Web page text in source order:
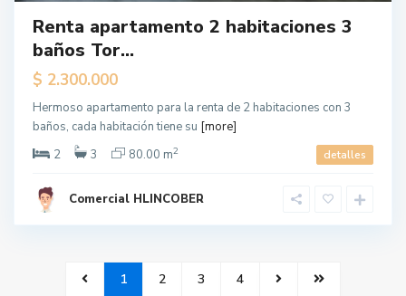
Renta apartamento 2 habitaciones 3
baños Tor...
$ 2.300.000
Hermoso apartamento para la renta de 2 habitaciones con 3
baños, cada habitación tiene su [more]
2
3 80.00 m2 detalles
Comercial HLINCOBER
1 2 3 4